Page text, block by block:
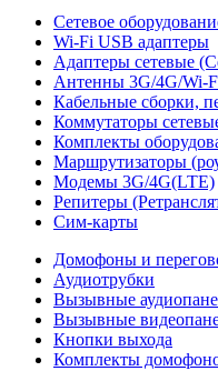
Сетевое
Wi-Fi USB адаптеры
Адаптеры сетевые
Антенны 3G/4G/Wi-
Кабельные сборки,
Коммутаторы
Комплекты
Маршрутизаторы
Модемы 3G/4G(LTE)
Репитеры
Сим-карты
Домофоны и
Аудиотрубки
Вызывные
Вызывные
Кнопки выхода
Комплекты